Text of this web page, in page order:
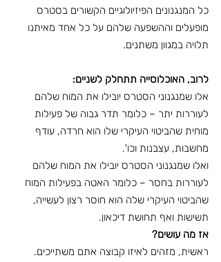
כל המנגנונים הפיזיולוגיים הקשורים בסטרס
מופעלים וההשפעה שלהם על כל אחד מאיתנו
תלויה במגוון משתנים.
לרוב, האוכלוסייה תתחלק לשניים:
אלו שמנגנוני הסטרס יובילו את המוח שלהם
לעוררות יתר – כלומר תדר גבוה של פעילות
מוחית שהביטוי העיקרי שלו הוא חרדה, עודף
מחשבות, עצבנות וכו'.
ואלו שמנגנוני הסטרס יובילו את המוח שלהם
לעוררות בחסר – כלומר האטה בפעילות המוח
שהביטוי העיקרי שלה הוא חוסר רצון לעשייה,
תשישות ואף תחושת דיכאון.
אז מה עושים?
ראשית, מזהים לאיזו קבוצה אתם משתייכים.